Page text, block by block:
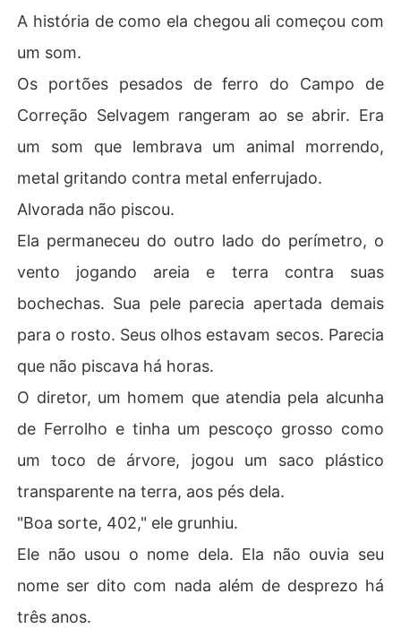
e cicatrizes de algemas nos pulsos.
o a carne queimada. "Aprendi o cheiro da minha própria
pele queimando quando me recusei a assinar confissõe
s falsas."
Enquanto a mãe derrubava o vinho em choque e o irmã
o gritava que era automutilação para chamar atenção,
apenas Afonso, o noivo da irmã, reconheceu a verdade
brutal: aquelas feridas nas costas eram impossíveis de
serem autoinfligidas.
Naquela noite, exilada no chalé dos fundos e tratada co
m nojo, Alvorada não chorou.
derno velho, e ativou um telefone via satélite proibido.
vida.
foi a caçadora, e o jogo estava apenas começando.
A história de como ela chegou ali começou com
um som.
Os portões pesados de ferro do Campo de
Correção Selvagem rangeram ao se abrir. Era
um som que lembrava um animal morrendo,
metal gritando contra metal enferrujado.
Alvorada não piscou.
Ela permaneceu do outro lado do perímetro, o
vento jogando areia e terra contra suas
bochechas. Sua pele parecia apertada demais
para o rosto. Seus olhos estavam secos. Parecia
que não piscava há horas.
O diretor, um homem que atendia pela alcunha
de Ferrolho e tinha um pescoço grosso como
um toco de árvore, jogou um saco plástico
transparente na terra, aos pés dela.
"Boa sorte, 402," ele grunhiu.
Ele não usou o nome dela. Ela não ouvia seu
nome ser dito com nada além de desprezo há
três anos.